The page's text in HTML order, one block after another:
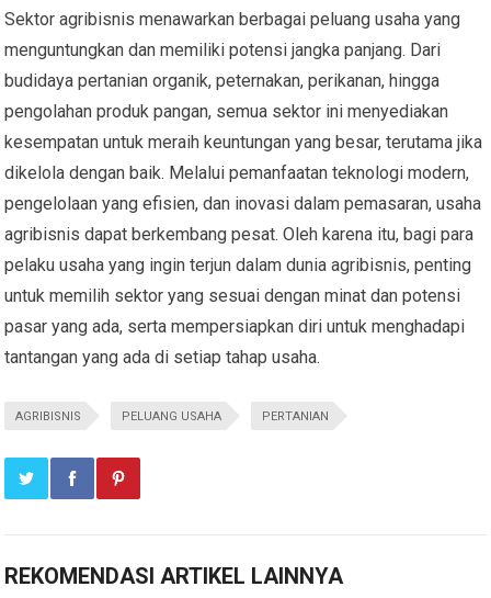
Sektor agribisnis menawarkan berbagai peluang usaha yang
menguntungkan dan memiliki potensi jangka panjang. Dari
budidaya pertanian organik, peternakan, perikanan, hingga
pengolahan produk pangan, semua sektor ini menyediakan
kesempatan untuk meraih keuntungan yang besar, terutama jika
dikelola dengan baik. Melalui pemanfaatan teknologi modern,
pengelolaan yang efisien, dan inovasi dalam pemasaran, usaha
agribisnis dapat berkembang pesat. Oleh karena itu, bagi para
pelaku usaha yang ingin terjun dalam dunia agribisnis, penting
untuk memilih sektor yang sesuai dengan minat dan potensi
pasar yang ada, serta mempersiapkan diri untuk menghadapi
tantangan yang ada di setiap tahap usaha.
AGRIBISNIS PELUANG USAHA PERTANIAN
REKOMENDASI ARTIKEL LAINNYA